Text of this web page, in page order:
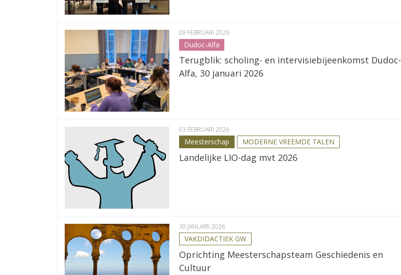
09 FEBRUARI 2026
Dudoc-Alfa
Terugblik: scholing- en intervisiebijeenkomst Dudoc-
Alfa, 30 januari 2026
03 FEBRUARI 2026
Meesterschap MODERNE VREEMDE TALEN
Landelijke LIO-dag mvt 2026
30 JANUARI 2026
VAKDIDACTIEK GW
Oprichting Meesterschapsteam Geschiedenis en
Cultuur